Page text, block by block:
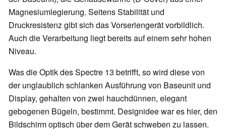
Magnesiumlegierung. Seitens Stabilität und
Druckresistenz gibt sich das Vorseriengerät vorbildlich.
Auch die Verarbeitung liegt bereits auf einem sehr hohen
Niveau.
Was die Optik des Spectre 13 betrifft, so wird diese von
der unglaublich schlanken Ausführung von Baseunit und
Display, gehalten von zwei hauchdünnen, elegant
gebogenen Bügeln, bestimmt. Designidee war es hier, den
Bildschirm optisch über dem Gerät schweben zu lassen.